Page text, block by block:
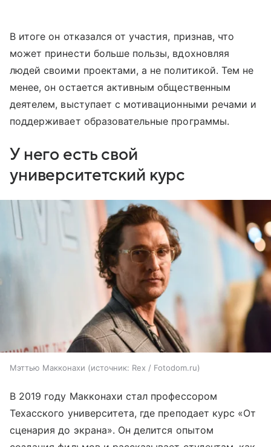
В итоге он отказался от участия, признав, что
может принести больше пользы, вдохновляя
людей своими проектами, а не политикой. Тем не
менее, он остается активным общественным
деятелем, выступает с мотивационными речами и
поддерживает образовательные программы.
У него есть свой
университетский курс
Мэттью Макконахи источник: Rex / Fotodom.ru
В 2019 году Макконахи стал профессором
Техасского университета, где преподает курс «От
сценария до экрана». Он делится опытом